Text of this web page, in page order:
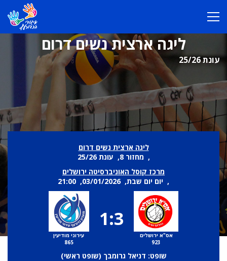
ליגה ארצית נשים דרום
עונת 25/26
ליגה ארצית נשים דרום
, מחזור 8, עונת 25/26
מרכז קוסל האוניברסיטה ירושלים
, יום יום שבת, 03/01/2026, 21:00
אס"א ירושלים
923
1:3
עירוני מודיעין
865
שופט: דניאל גרומבך (שופט ראשי)